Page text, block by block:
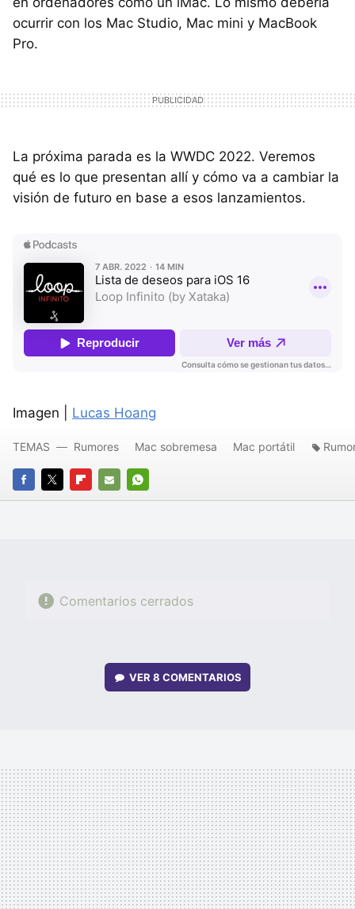
ocurrir con los Mac Studio, Mac mini y MacBook
Pro.
La próxima parada es la WWDC 2022. Veremos
qué es lo que presentan allí y cómo va a cambiar la
visión de futuro en base a esos lanzamientos.
Imagen | Lucas Hoang
FACEBOOK
TWITTERFLIPBOARD
E-
WHATSAPP
TEMAS Rumores Mac sobremesa Mac portátil
Comentarios cerrados
VER 8 COMENTARIOS